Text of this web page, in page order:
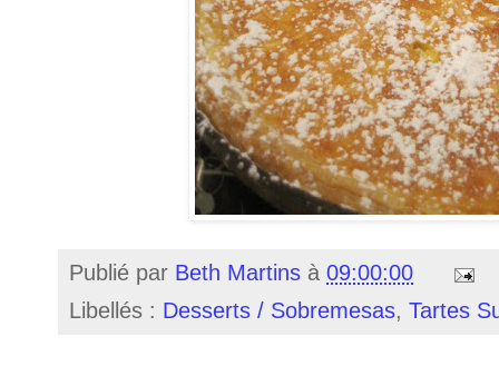
Publié par Beth Martins à 09:00:00
Libellés : Desserts / Sobremesas, Tartes